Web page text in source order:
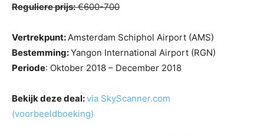
Reguliere prijs:€600-700
Vertrekpunt:Amsterdam Schiphol Airport (AMS)
Bestemming:Yangon International Airport (RGN)
Periode: Oktober 2018 – December 2018
Bekijk deze deal:via SkyScanner.com
(voorbeeldboeking)